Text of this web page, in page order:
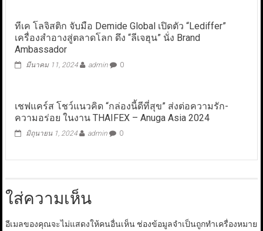
ทีเค โลจิสติก จับมือ Demide Global เปิดตัว “Lediffer”
เครื่องสำอางสู่ตลาดโลก ดึง “ลีเจฮุน” นั่ง Brand
Ambassador
มีนาคม 11, 2024 admin 0
เชฟแคร์ส โชว์แนวคิด “กล่องนี้ดีที่สุข” ส่งต่อความรัก-
ความอร่อย ในงาน THAIFEX – Anuga Asia 2024
มิถุนายน 1, 2024 admin 0
ใส่ความเห็น
อีเมลของคุณจะไม่แสดงให้คนอื่นเห็น ช่องข้อมูลจำเป็นถูกทำเครื่องหมาย